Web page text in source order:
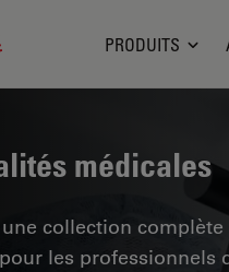
Logo
PRODUITS
médicales
collection
les professionnels